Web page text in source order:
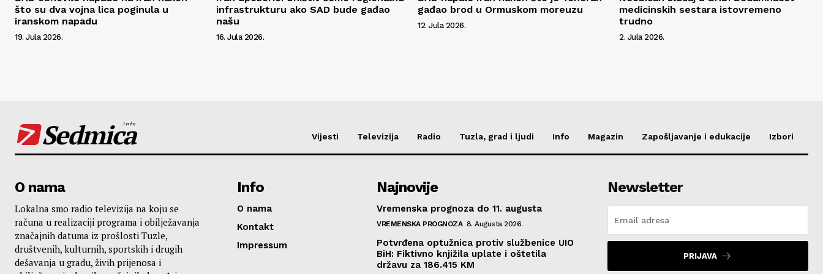
što su dva vojna lica poginula u
iranskom napadu
19. Jula 2026.
infrastrukturu ako SAD bude gađao
našu
16. Jula 2026.
gađao brod u Ormuskom moreuzu
12. Jula 2026.
medicinskih sestara istovremeno
trudno
2. Jula 2026.
Sedmica
info
Vijesti Televizija Radio Tuzla, grad i ljudi Info Magazin Zapošljavanje i edukacije Izbori
O nama
Lokalna smo radio televizija na koju se
računa u realizaciji programa i obilježavanja
značajnih datuma iz prošlosti Tuzle,
društvenih, kulturnih, sportskih i drugih
dešavanja u gradu, živih prijenosa i
Info
O nama
Kontakt
Impressum
Najnovije
Vremenska prognoza do 11. augusta
VREMENSKA PROGNOZA 8. Augusta 2026.
Potvrđena optužnica protiv službenice UIO
BiH: Fiktivno knjižila uplate i oštetila
državu za 186.415 KM
Newsletter
PRIJAVA